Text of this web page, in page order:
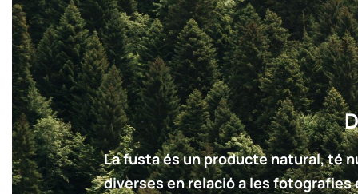
La fusta és un producte natural, té
diverses en relació a les fotografies